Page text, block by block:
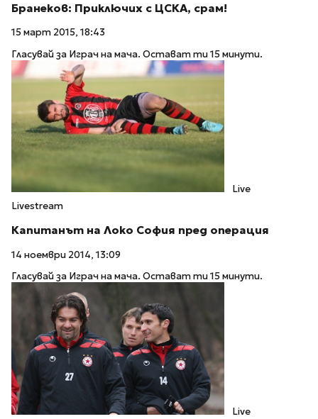
Бранеков: Приключих с ЦСКА, срам!
15 март 2015, 18:43
Гласувай за Играч на мача. Остават ти 15 минути.
Live
Livestream
Капитанът на Локо София пред операция
14 ноември 2014, 13:09
Гласувай за Играч на мача. Остават ти 15 минути.
Live